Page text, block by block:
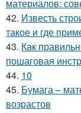
материалов:
42. Известь
такое и где
43. Как
пошаговая
44. 10
45. Бумага –
возрастов